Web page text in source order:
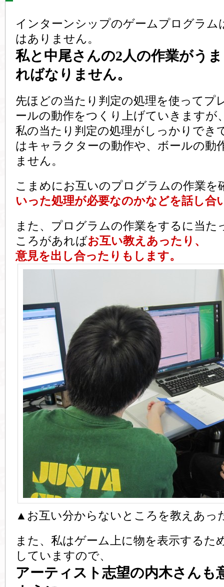
インターンシップのゲームプログラム
はありません。
私と中尾さんの2人の作業がう
ればなりません。
先ほどの当たり判定の処理を使ってプ
ールの動作をつくり上げていきますが
私の当たり判定の処理がしっかりでき
はキャラクターの動作や、ボールの動
ません。
こまめにお互いのプログラムの作業を
いった処理が必要なのかなどを話し合
また、プログラムの作業をするに当た
ころがあればお互い教えあったり、
意見を出し合ったりもします。
▲お互い分からないところを教えあっ
また、私はゲーム上に物を表示するた
していますので、
アーティスト志望の内木さんも